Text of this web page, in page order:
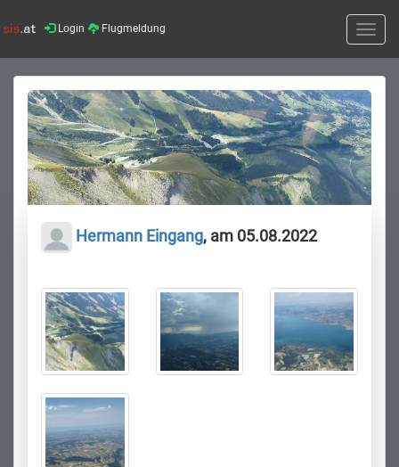
Login Flugmeldung
Toggle
Hermann Eingang, am 05.08.2022